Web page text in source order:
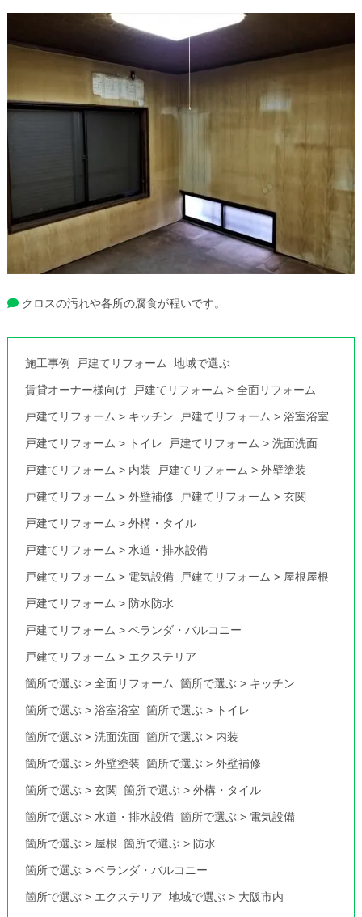
クロスの汚れや各所の腐食が程いです。
施工事例 戸建てリフォーム 地域で選ぶ
賃貸オーナー様向け 戸建てリフォーム >全面リフォーム
戸建てリフォーム > キッチン 戸建てリフォーム >浴室浴室
戸建てリフォーム > トイレ 戸建てリフォーム >洗面洗面
戸建てリフォーム > 内装 戸建てリフォーム >外壁塗装
戸建てリフォーム >外壁補修 戸建てリフォーム >玄関
戸建てリフォーム >外構・タイル
戸建てリフォーム > 水道・排水設備
戸建てリフォーム > 電気設備 戸建てリフォーム > 屋根屋根
戸建てリフォーム > 防水防水
戸建てリフォーム >ベランダ・バルコニー
戸建てリフォーム > エクステリア
箇所で選ぶ >全面リフォーム 箇所で選ぶ > キッチン
箇所で選ぶ >浴室浴室 箇所で選ぶ > トイレ
箇所で選ぶ >洗面洗面 箇所で選ぶ > 内装
箇所で選ぶ >外壁塗装 箇所で選ぶ >外壁補修
箇所で選ぶ >玄関 箇所で選ぶ >外構・タイル
箇所で選ぶ > 水道・排水設備 箇所で選ぶ > 電気設備
箇所で選ぶ > 屋根 箇所で選ぶ > 防水
箇所で選ぶ >ベランダ・バルコニー
箇所で選ぶ > エクステリア 地域で選ぶ > 大阪市内